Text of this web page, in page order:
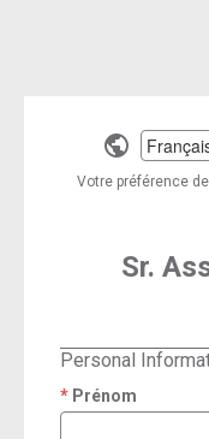
Select
a
language
Votre préférence
Sr.
Personal
Prénom
required